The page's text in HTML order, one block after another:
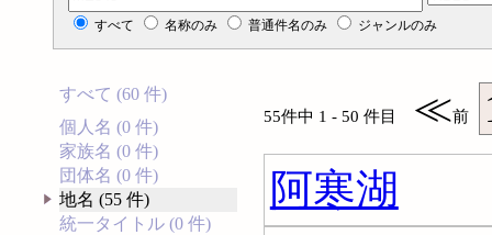
すべて 名称のみ 普通件名のみ ジャンルのみ
すべて (60 件)
個人名 (0 件)
家族名 (0 件)
団体名 (0 件)
地名 (55 件)
統一タイトル (0 件)
55件中 1 - 50 件目 ≪前
阿寒湖